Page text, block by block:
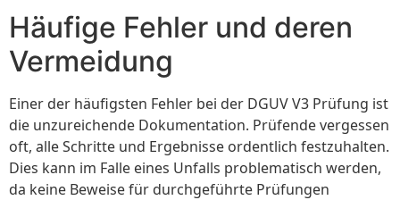
Häufige Fehler und deren
Vermeidung
Einer der häufigsten Fehler bei der DGUV V3 Prüfung ist
die unzureichende Dokumentation. Prüfende vergessen
oft, alle Schritte und Ergebnisse ordentlich festzuhalten.
Dies kann im Falle eines Unfalls problematisch werden,
da keine Beweise für durchgeführte Prüfungen